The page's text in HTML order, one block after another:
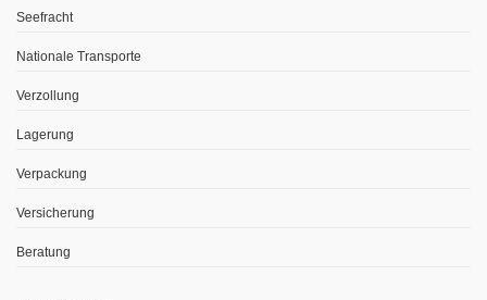
Seefracht
Nationale Transporte
Verzollung
Lagerung
Verpackung
Versicherung
Beratung